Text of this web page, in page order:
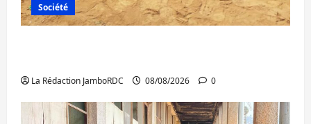
Société
La Rédaction JamboRDC 08/08/2026 0